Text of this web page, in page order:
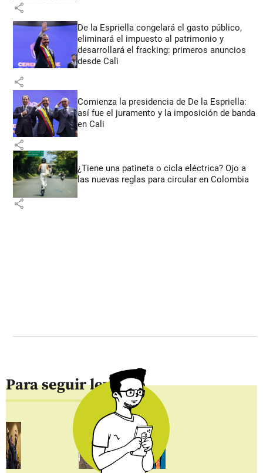
share
De la Espriella congelará el gasto público,
eliminará el impuesto al patrimonio y
desarrollará el fracking: primeros anuncios
desde Cali
share
Comienza la presidencia de De la Espriella:
así fue el juramento y la imposición de banda
en Cali
share
¿Tiene una patineta o cicla eléctrica? Ojo a
las nuevas reglas para circular en Colombia
share
Para seguir leyendo